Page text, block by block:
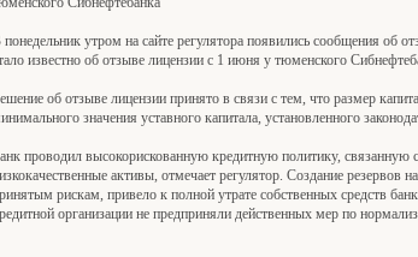
утром на сайте регулятора появились сообщения об
известно об отзыве лицензии с 1 июня у тюменского
об отзыве лицензии принято в связи с тем, что размер
значения уставного капитала, установленного
проводил высокорискованную кредитную политику, связанную
активы, отмечает регулятор. Создание резервов
рискам, привело к полной утрате собственных средств
организации не предприняли действенных мер по